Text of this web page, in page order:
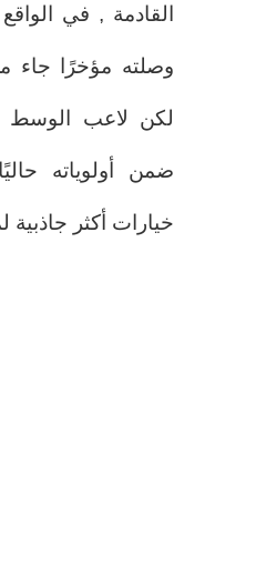
القادمة , في
وصلته مؤخرًا جاء
لكن لاعب الوسط
ضمن أولوياته
خيارات أكثر